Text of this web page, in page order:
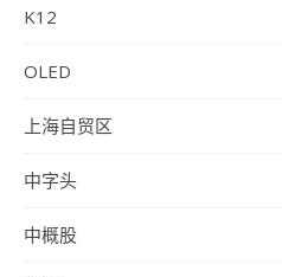
K12
OLED
上海自贸区
中字头
中概股